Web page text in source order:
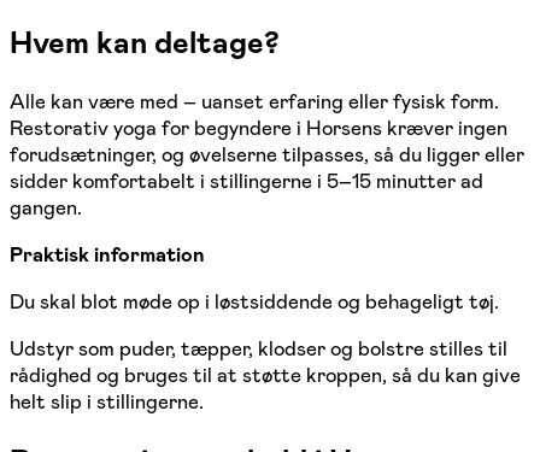
Hvem kan deltage?
Alle kan være med – uanset erfaring eller fysisk form.
Restorativ yoga for begyndere i Horsens kræver ingen
forudsætninger, og øvelserne tilpasses, så du ligger eller
sidder komfortabelt i stillingerne i 5–15 minutter ad
gangen.
Praktisk information
Du skal blot møde op i løstsiddende og behageligt tøj.
Udstyr som puder, tæpper, klodser og bolstre stilles til
rådighed og bruges til at støtte kroppen, så du kan give
helt slip i stillingerne.